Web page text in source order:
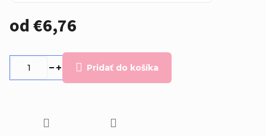
od€6,76
cena:
Pridať do košíka